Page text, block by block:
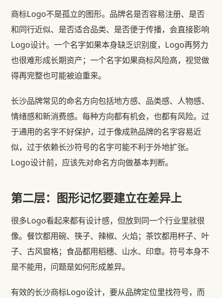
商标Logo不是孤立的图形。品牌名是否容易注册、是否
和同行近似、是否适合品类、是否便于传播，会直接影响
Logo设计。一个名字如果本身缺乏识别度，Logo再努力
也很难形成长期资产；一个名字如果商标风险高，视觉做
得再完整也可能被迫重来。
长沙品牌常见的命名方向包括地方感、品类感、人物感、
情绪感和新消费感。每种方向都有机会，也都有风险。过
于通用的名字不好保护，过于像成熟品牌的名字容易近
似，过于依赖长沙符号的名字可能不利于外地扩张。
Logo设计前，应该先对命名方向做基本判断。
第二层：图形记忆要建立在差异上
很多Logo看起来都有设计感，但放到同一个行业里就很
像。餐饮都用碗、筷子、辣椒、火焰；茶饮都用杯子、叶
子、古风窗格；食品都用稻穗、山水、印章。符号本身不
是不能用，问题是如何形成差异。
有效的长沙商标Logo设计，要从品牌定位里找符号，而